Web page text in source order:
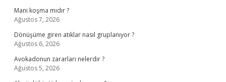
Mani koşma mıdır ?
Ağustos 7, 2026
Dönüşüme giren atıklar nasıl gruplanıyor ?
Ağustos 6, 2026
Avokadonun zararları nelerdir ?
Ağustos 5, 2026